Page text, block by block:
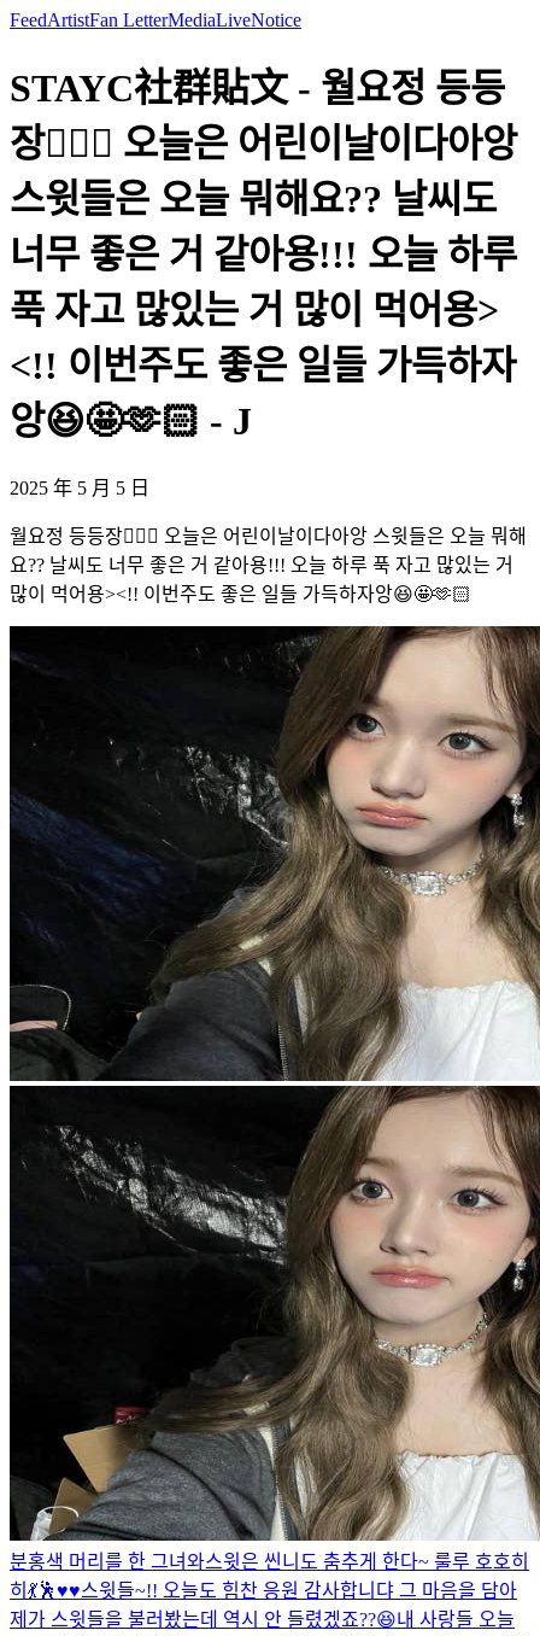
FeedArtistFan LetterMediaLiveNotice
STAYC社群貼文 - 월요정 등등
장🧚🏻‍♀️ 오늘은 어린이날이다아앙
스윗들은 오늘 뭐해요?? 날씨도
너무 좋은 거 같아용!!! 오늘 하루
푹 자고 많있는 거 많이 먹어용>
<!! 이번주도 좋은 일들 가득하자
앙😆🤩🫶🏻 - J
2025 年 5 月 5 日
월요정 등등장🧚🏻‍♀️ 오늘은 어린이날이다아앙 스윗들은 오늘 뭐해
요?? 날씨도 너무 좋은 거 같아용!!! 오늘 하루 푹 자고 많있는 거
많이 먹어용><!! 이번주도 좋은 일들 가득하자앙😆🤩🫶🏻
분홍색 머리를 한 그녀와스윗은 씬니도 춤추게 한다~ 룰루 호호히
히💃🕺♥️♥️스윗들~!! 오늘도 힘찬 응원 감사합니댜 그 마음을 담아
제가 스윗들을 불러봤는데 역시 안 들렸겠죠??😆내 사랑들 오늘